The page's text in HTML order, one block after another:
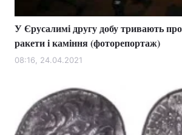
У Єрусалимі другу добу тривають
ракети і каміння (фоторепортаж)
08:16, 24.04.2021